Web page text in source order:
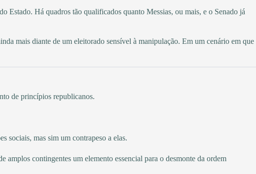
Estado. Há quadros tão qualificados quanto Messias, ou mais, e o Senado já
mais diante de um eleitorado sensível à manipulação. Em um cenário em que
de princípios republicanos.
sociais, mas sim um contrapeso a elas.
contingentes um elemento essencial para o desmonte da ordem